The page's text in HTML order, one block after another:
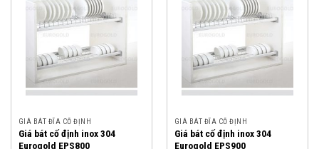
GIÁ BÁT ĐĨA CỐ ĐỊNH
Giá bát cố định inox 304
Eurogold EPS800
GIÁ BÁT ĐĨA CỐ ĐỊNH
Giá bát cố định inox 304
Eurogold EPS900